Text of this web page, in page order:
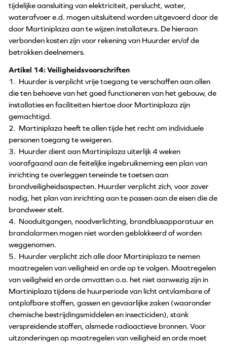
tijdelijke aansluiting van elektriciteit, perslucht, water,
waterafvoer e.d. mogen uitsluitend worden uitgevoerd door de
door Martiniplaza aan te wijzen installateurs. De hieraan
verbonden kosten zijn voor rekening van Huurder en/of de
betrokken deelnemers.
Artikel 14: Veiligheidsvoorschriften
1. Huurder is verplicht vrije toegang te verschaffen aan allen
die ten behoeve van het goed functioneren van het gebouw, de
installaties en faciliteiten hiertoe door Martiniplaza zijn
gemachtigd.
2. Martiniplaza heeft te allen tijde het recht om individuele
personen toegang te weigeren.
3. Huurder dient aan Martiniplaza uiterlijk 4 weken
voorafgaand aan de feitelijke ingebruikneming een plan van
inrichting te overleggen teneinde te toetsen aan
brandveiligheidsaspecten. Huurder verplicht zich, voor zover
nodig, het plan van inrichting aan te passen aan de eisen die de
brandweer stelt.
4. Nooduitgangen, noodverlichting, brandblusapparatuur en
brandalarmen mogen niet worden geblokkeerd of worden
weggenomen.
5. Huurder verplicht zich alle door Martiniplaza te nemen
maatregelen van veiligheid en orde op te volgen. Maatregelen
van veiligheid en orde omvatten o.a. het niet aanwezig zijn in
Martiniplaza tijdens de huurperiode van licht ontvlambare of
ontplofbare stoffen, gassen en gevaarlijke zaken (waaronder
chemische bestrijdingsmiddelen en insecticiden), stank
verspreidende stoffen, alsmede radioactieve bronnen. Voor
uitzonderingen op maatregelen van veiligheid en orde moet